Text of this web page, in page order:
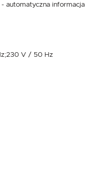
automatyczna informacja
V / 50 Hz